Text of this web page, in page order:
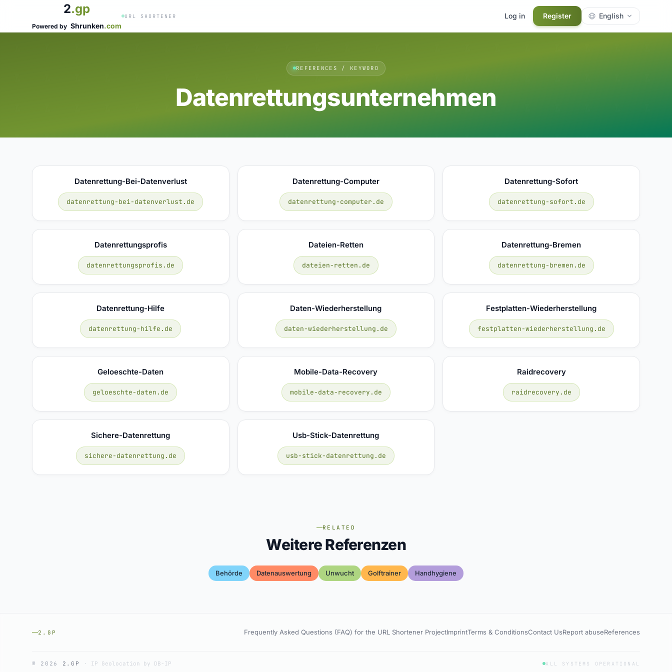
2.gp
Powered by Shrunken.com
URL SHORTENER Log in Register English
REFERENCES / KEYWORD
Datenrettungsunternehmen
Datenrettung-Bei-Datenverlust
datenrettung-bei-datenverlust.de
Datenrettung-Computer
datenrettung-computer.de
Datenrettung-Sofort
datenrettung-sofort.de
Datenrettungsprofis
datenrettungsprofis.de
Dateien-Retten
dateien-retten.de
Datenrettung-Bremen
datenrettung-bremen.de
Datenrettung-Hilfe
datenrettung-hilfe.de
Daten-Wiederherstellung
daten-wiederherstellung.de
Festplatten-Wiederherstellung
festplatten-wiederherstellung.de
Geloeschte-Daten
geloeschte-daten.de
Mobile-Data-Recovery
mobile-data-recovery.de
Raidrecovery
raidrecovery.de
Sichere-Datenrettung
sichere-datenrettung.de
Usb-Stick-Datenrettung
usb-stick-datenrettung.de
RELATED
Weitere Referenzen
Behörde Datenauswertung Unwucht Golftrainer Handhygiene
2.GP Frequently Asked Questions (FAQ) for the URL Shortener ProjectImprintTerms & ConditionsContact UsReport abuseReferences
© 2026 2.GP · IP Geolocation by DB-IP ALL SYSTEMS OPERATIONAL